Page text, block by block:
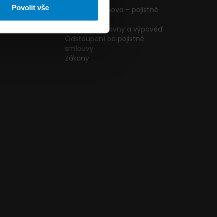
Povolit vše
Pojištění domova – pojistné
podmínky
Změna pojišťovny a výpověď
Odstoupení od pojistné
smlouvy
Zákony